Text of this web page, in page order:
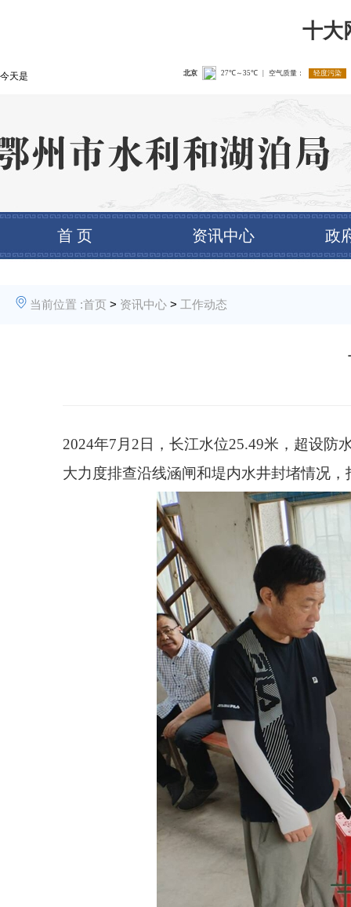
十大
今天是
首 页 资讯中心 政
当前位置 :首页 > 资讯中心 > 工作动态
2024年7月2日，长江水位25.49米，超设防
大力度排查沿线涵闸和堤内水井封堵情况